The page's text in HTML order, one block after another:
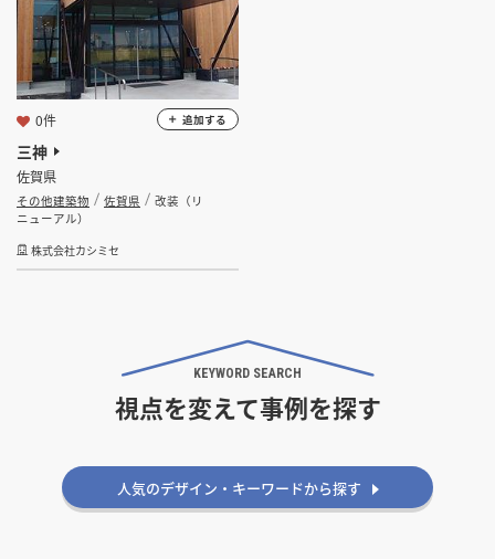
設計・施工範囲
設計施工会社
金額
坪 ～
フリーワード
三神
佐賀県
その他建築物 佐賀県
改装（リ
ニューアル）
株式会社カシミセ
0件 追加する
KEYWORD SEARCH
視点を変えて事例を探す
人気のデザイン・キーワードから探す